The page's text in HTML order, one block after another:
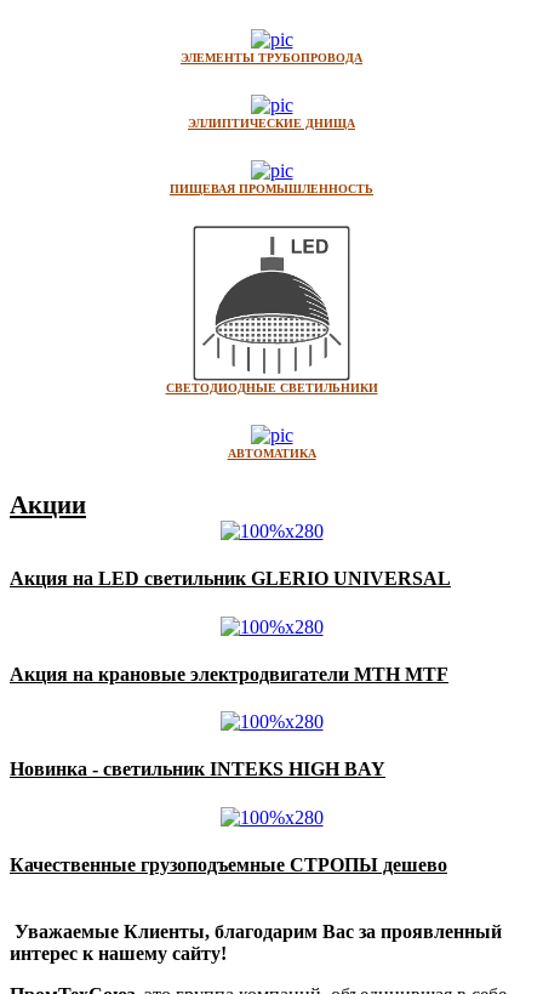
ЭЛЕМЕНТЫ ТРУБОПРОВОДА
ЭЛЛИПТИЧЕСКИЕ ДНИЩА
ПИЩЕВАЯ ПРОМЫШЛЕННОСТЬ
СВЕТОДИОДНЫЕ СВЕТИЛЬНИКИ
АВТОМАТИКА
Акции
Акция на LED светильник GLERIO UNIVERSAL
Акция на крановые электродвигатели MTH MTF
Новинка - светильник INTEKS HIGH BAY
Качественные грузоподъемные СТРОПЫ дешево
Уважаемые Клиенты, благодарим Вас за проявленный
интерес к нашему сайту!